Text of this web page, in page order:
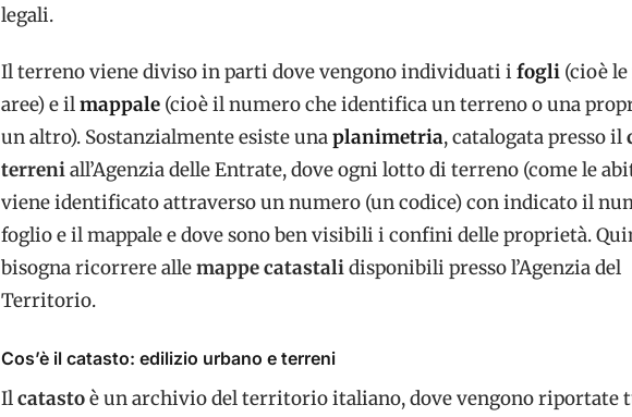
legali.
Il terreno viene diviso in parti dove vengono individuati i fogli (cioè
aree) e ilmappale (cioè il numero che identifica un terreno o una
un altro). Sostanzialmente esiste unaplanimetria, catalogata presso il
terreniall’Agenzia delle Entrate, dove ogni lotto di terreno (come le
viene identificato attraverso un numero (un codice) con indicato il
foglio e il mappale e dove sono ben visibili i confini delle proprietà.
bisogna ricorrere allemappe catastalidisponibili presso l’Agenzia del
Territorio.
Cos’è il catasto: edilizio urbano e terreni
Ilcatastoè un archivio del territorio italiano, dove vengono riportate